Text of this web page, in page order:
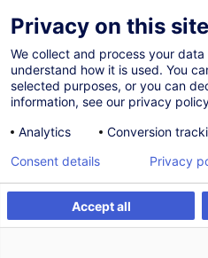
04.12.2026
361h
Formation présentielle
Cours du jour
Cours du soir
Privacy on this site
We collect and process your
understand how it is used. You
selected purposes, or you can
information, see our privacy
Analytics
Conversion
Accept all
Consent details Privacy